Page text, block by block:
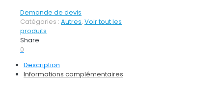
Demande de devis
Catégories : Autres, Voir tout les
produits
Share
0
Description
Informations complémentaires